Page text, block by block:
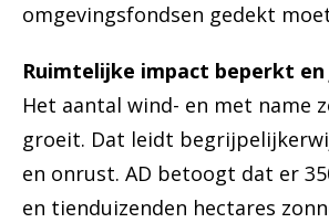
omgevingsfondsen gedekt
Ruimtelijke impact beperkt
Het aantal wind- en met name
groeit. Dat leidt
en onrust. AD betoogt dat er
en tienduizenden hectares